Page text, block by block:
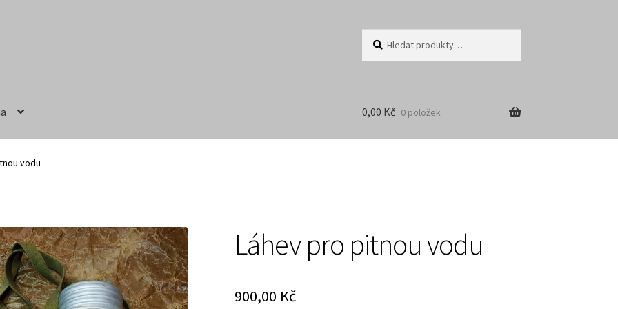
Obchodní podmínky
0,00 Kč 0 položek
vodu
Láhev pro pitnou vodu
900,00 Kč